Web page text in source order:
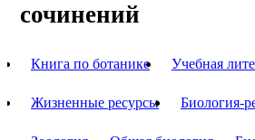
сочинений
Книга по ботанике Учебная
Жизненные ресурсы Биология-